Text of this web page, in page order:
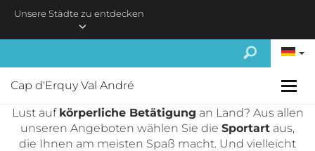
Skip to main content
Unsere Städte zu entdecken
Cap d'Erquy Val André
Lust auf körperliche Betätigung an Land? Aus allen
unseren Angeboten wählen Sie die Sportart aus,
die Ihnen am meisten Spaß macht. Und vielleicht